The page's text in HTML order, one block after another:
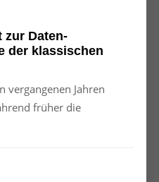
zur Daten-
der klassischen
vergangenen Jahren
früher die